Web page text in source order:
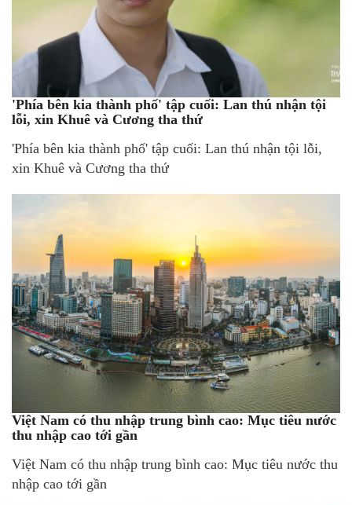
'Phía bên kia thành phố' tập cuối: Lan thú nhận tội
lỗi, xin Khuê và Cương tha thứ
'Phía bên kia thành phố' tập cuối: Lan thú nhận tội lỗi,
xin Khuê và Cương tha thứ
Việt Nam có thu nhập trung bình cao: Mục tiêu nước
thu nhập cao tới gần
Việt Nam có thu nhập trung bình cao: Mục tiêu nước thu
nhập cao tới gần